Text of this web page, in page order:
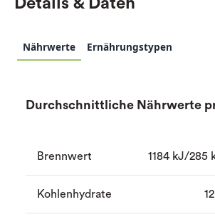
Details & Daten
Nährwerte Ernährungstypen
Durchschnittliche Nährwerte
Brennwert 1184 kJ/285
Kohlenhydrate